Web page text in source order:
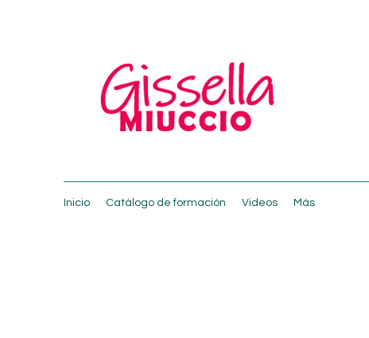
Inicio Catálogo de formación Videos Más